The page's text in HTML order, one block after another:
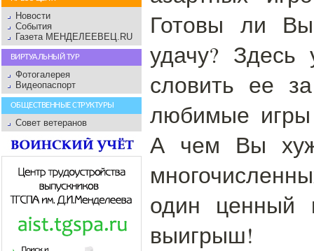
Новости
События
Газета МЕНДЕЛЕЕВЕЦ.RU
ВИРТУАЛЬНЫЙ ТУР
Фотогалерея
Видеопаспорт
ОБЩЕСТВЕННЫЕ СТРУКТУРЫ
Совет ветеранов
Готовы ли
удачу? Здесь
словить ее
любимые
А чем Вы
один ценный
выигрыш!